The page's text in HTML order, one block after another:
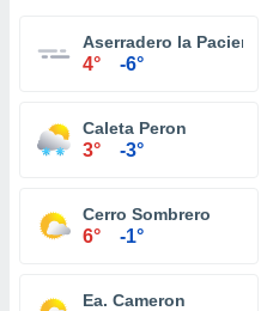
Aserradero la Paciencia
4° -6°
Caleta Peron
3° -3°
Cerro Sombrero
6° -1°
Ea. Cameron